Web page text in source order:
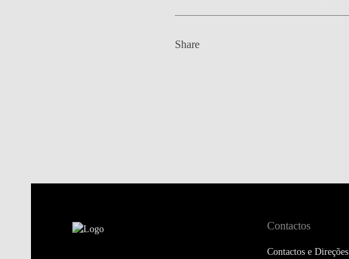
Share
Contactos
Contactos e Direções